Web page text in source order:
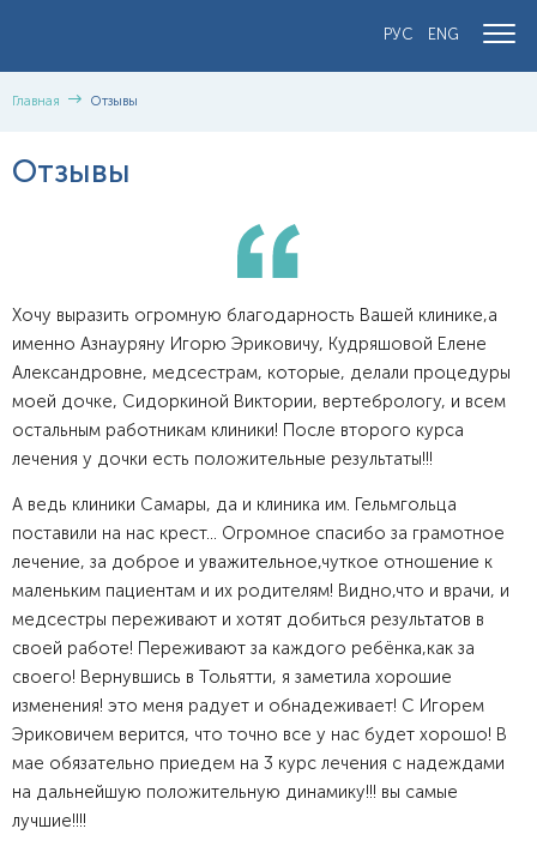
ENG
РУС
Главная Отзывы
Отзывы
Хочу выразить огромную благодарность Вашей клинике,а
именно Азнауряну Игорю Эриковичу, Кудряшовой Елене
Александровне, медсестрам, которые, делали процедуры
моей дочке, Сидоркиной Виктории, вертебрологу, и всем
остальным работникам клиники! После второго курса
лечения у дочки есть положительные результаты!!!
А ведь клиники Самары, да и клиника им. Гельмгольца
поставили на нас крест... Огромное спасибо за грамотное
лечение, за доброе и уважительное,чуткое отношение к
маленьким пациентам и их родителям! Видно,что и врачи, и
медсестры переживают и хотят добиться результатов в
своей работе! Переживают за каждого ребёнка,как за
своего! Вернувшись в Тольятти, я заметила хорошие
изменения! это меня радует и обнадеживает! С Игорем
Эриковичем верится, что точно все у нас будет хорошо! В
мае обязательно приедем на 3 курс лечения с надеждами
на дальнейшую положительную динамику!!! вы самые
лучшие!!!!